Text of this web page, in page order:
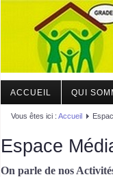
ACCUEIL QUI
Vous êtes ici : Accueil
Espace
On parle de nos